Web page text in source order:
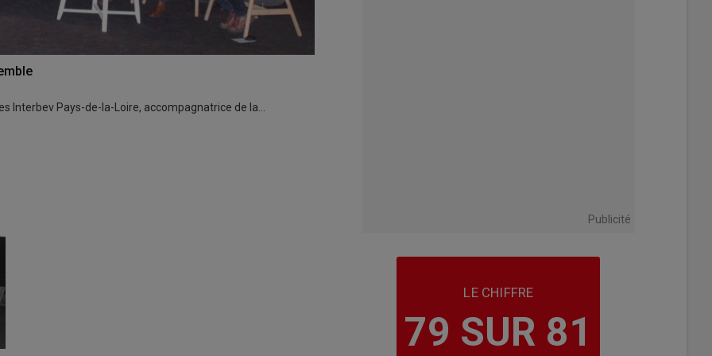
Interbev Pays-de-la-Loire, accompagnatrice de la…
Publicité
LE CHIFFRE
79 SUR 81